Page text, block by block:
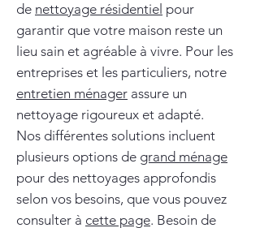
de nettoyage résidentiel pour
garantir que votre maison reste un
lieu sain et agréable à vivre. Pour les
entreprises et les particuliers, notre
entretien ménager assure un
nettoyage rigoureux et adapté.
Nos différentes solutions incluent
plusieurs options de grand ménage
pour des nettoyages approfondis
selon vos besoins, que vous pouvez
consulter à cette page. Besoin de